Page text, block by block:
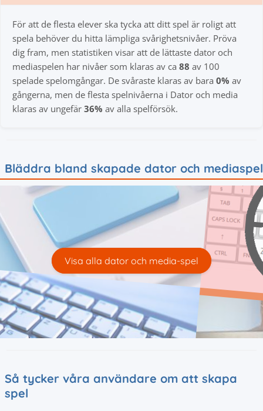
För att de flesta elever ska tycka att ditt spel är roligt att
spela behöver du hitta lämpliga svårighetsnivåer. Pröva
dig fram, men statistiken visar att de lättaste dator och
mediaspelen har nivåer som klaras av ca 88 av 100
spelade spelomgångar. De svåraste klaras av bara 0% av
gångerna, men de flesta spelnivåerna i Dator och media
klaras av ungefär 36% av alla spelförsök.
Bläddra bland skapade dator och mediaspel
Visa alla dator och media-spel
Så tycker våra användare om att skapa
spel